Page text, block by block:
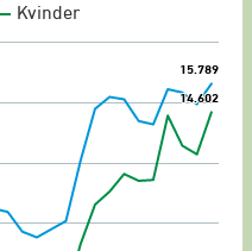
og kvinder, der er
categories.
Antal. Range:
15.789
15.789
14.602
14.602
Kvinder